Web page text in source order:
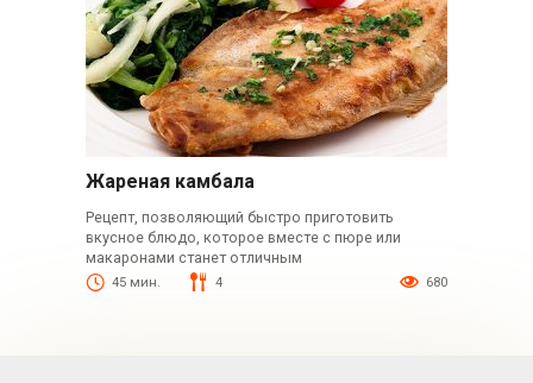
Жареная камбала
Рецепт, позволяющий быстро приготовить
вкусное блюдо, которое вместе с пюре или
макаронами станет отличным
45 мин. 4 680